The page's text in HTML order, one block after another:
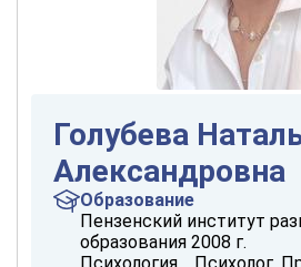
Голубева
Александровна
Образование
Пензенский институт
образования 2008 г.